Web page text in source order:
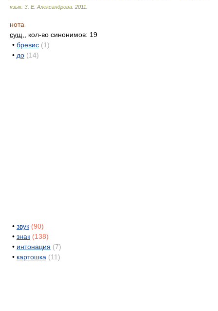
язык. З. Е. Александрова 2011
нота
сущ.
, кол-во синонимов: 19
• бревис (1)
• до (14)
• звук (90)
• знак (138)
• интонация (7)
• картошка (11)